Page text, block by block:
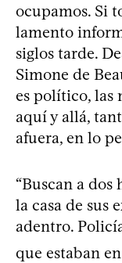
ocupamos. Si
lamento
siglos tarde.
Simone de
es político, las
aquí y allá,
afuera, en lo
“Buscan a
la casa de sus
adentro.
que estaban